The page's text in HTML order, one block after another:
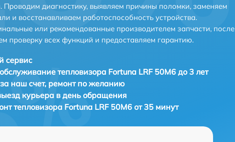
диагностику, выявляем причины поломки, заменяем
и восстанавливаем работоспособность устройства.
или рекомендованные производителем запчасти, после
проверку всех функций и предоставляем гарантию.
сервис
тепловизора Fortuna LRF 50M6 до 3 лет
наш счет, ремонт по желанию
курьера в день обращения
тепловизора Fortuna LRF 50M6 от 35 минут